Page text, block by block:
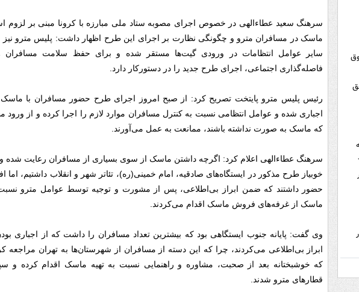
سرهنگ سعید عطاءالهی در خصوص اجرای مصوبه ستاد ملی مبارزه با کرونا مبنی بر لزوم
ماسک در مسافران مترو و چگونگی نظارت بر اجرای این طرح اظهار داشت: پلیس مترو نیز
سایر عوامل انتظامات در ورودی گیت‌ها مستقر شده و برای حفظ سلامت مسافران
فاصله‌گذاری اجتماعی، اجرای طرح جدید را در دستورکار دارد.
رئیس پلیس مترو پایتخت تصریح کرد:‌ از صبح امروز اجرای طرح حضور مسافران با ماسک
اجباری شده و عوامل انتظامی نسبت به کنترل مسافران موارد لازم را اجرا کرده و از ورود
که ماسک به صورت نداشته باشند، ممانعت به عمل می‌آورند.
سرهنگ عطاءالهی اعلام کرد: اگرچه داشتن ماسک از سوی بسیاری از مسافران رعایت شده و
خوبیاز طرح مذکور در ایستگاه‌های صادقیه، امام خمینی(ره)، تئاتر شهر و انقلاب داشتیم، اما
حضور داشتند که ضمن ابراز بی‌اطلاعی، پس از مشورت و توجیه توسط عوامل مترو نسبت
ماسک از غرفه‌های فروش ماسک اقدام می‌کردند.
وی گفت:‌ پایانه جنوب ایستگاهی بود که بیشترین تعداد مسافران را داشت که از اجباری
ابراز بی‌اطلاعی می‌کردند، چرا که این دسته از مسافران از شهرستان‌ها به تهران مراجعه
که خوشبختانه بعد از صحبت، مشاوره و راهنمایی نسبت به تهیه ماسک اقدام کرده و
قطارهای مترو شدند.